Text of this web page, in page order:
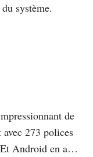
système.
de
273 polices
Android en a…